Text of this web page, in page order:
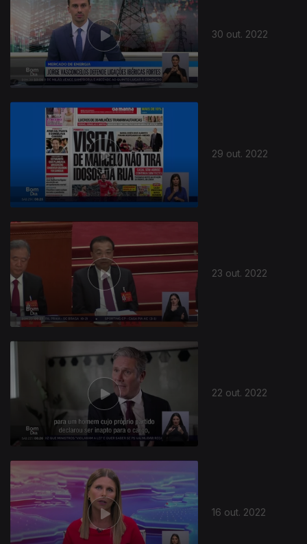
30 out. 2022
29 out. 2022
23 out. 2022
22 out. 2022
16 out. 2022